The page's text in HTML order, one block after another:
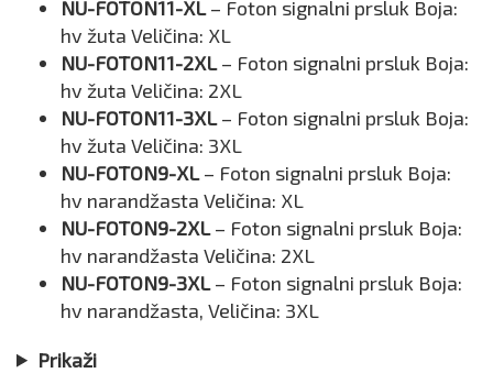
NU-FOTON11-XL– Foton signalni prsluk Boja:
hv žuta Veličina: XL
NU-FOTON11-2XL– Foton signalni prsluk Boja:
hv žuta Veličina: 2XL
NU-FOTON11-3XL– Foton signalni prsluk Boja:
hv žuta Veličina: 3XL
NU-FOTON9-XL– Foton signalni prsluk Boja:
hv narandžasta Veličina: XL
NU-FOTON9-2XL– Foton signalni prsluk Boja:
hv narandžasta Veličina: 2XL
NU-FOTON9-3XL– Foton signalni prsluk Boja:
hv narandžasta, Veličina: 3XL
Prikaži